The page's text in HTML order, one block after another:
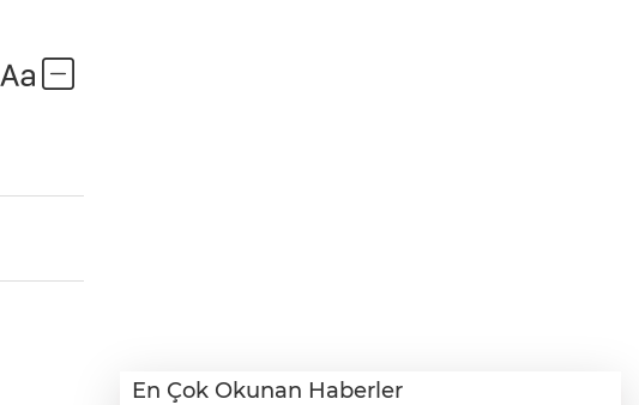
En Çok Okunan Haberler